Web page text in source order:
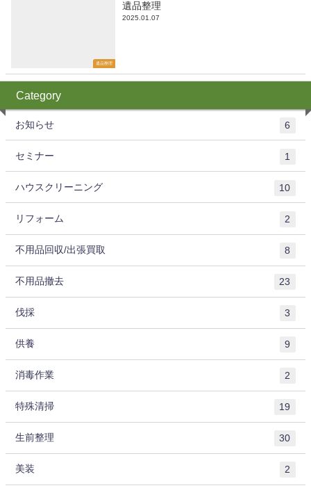
遺品整理
遺品整理
2025.01.07
Category
お知らせ 6
セミナー 1
ハウスクリーニング 10
リフォーム 2
不用品回収/出張買取 8
不用品撤去 23
伐採 3
供養 9
消毒作業 2
特殊清掃 19
生前整理 30
美装 2